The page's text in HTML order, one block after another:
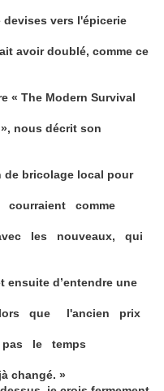
vers l'épicerie
avoir doublé, comme ce
« The Modern Survival
nous décrit son
de bricolage local pour
comme
les nouveaux, qui
ensuite d’entendre une
que l'ancien prix
pas le temps
changé. »